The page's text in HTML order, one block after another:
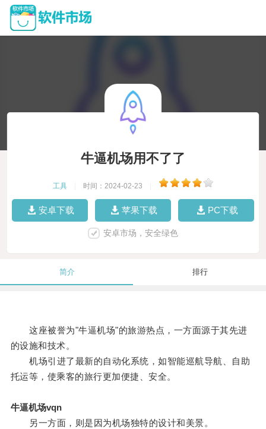
牛逼机场用不了了
工具 时间：2024-02-23
安卓下载 苹果下载 PC下载
安卓市场，安全绿色
简介 排行
这座被誉为"牛逼机场"的旅游热点，一方面源于其先进
的设施和技术。
机场引进了最新的自动化系统，如智能巡航导航、自助
托运等，使乘客的旅行更加便捷、安全。
牛逼机场vqn
另一方面，则是因为机场独特的设计和美景。